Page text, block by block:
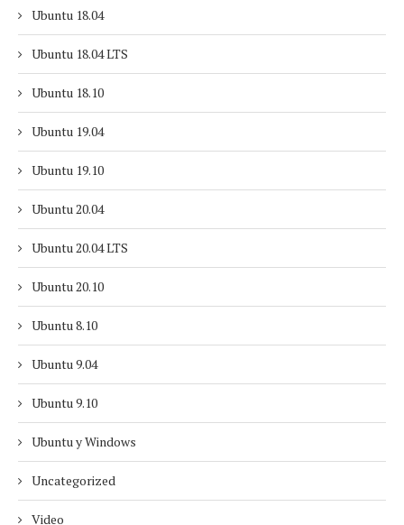
Ubuntu 18.04
Ubuntu 18.04 LTS
Ubuntu 18.10
Ubuntu 19.04
Ubuntu 19.10
Ubuntu 20.04
Ubuntu 20.04 LTS
Ubuntu 20.10
Ubuntu 8.10
Ubuntu 9.04
Ubuntu 9.10
Ubuntu y Windows
Uncategorized
Video